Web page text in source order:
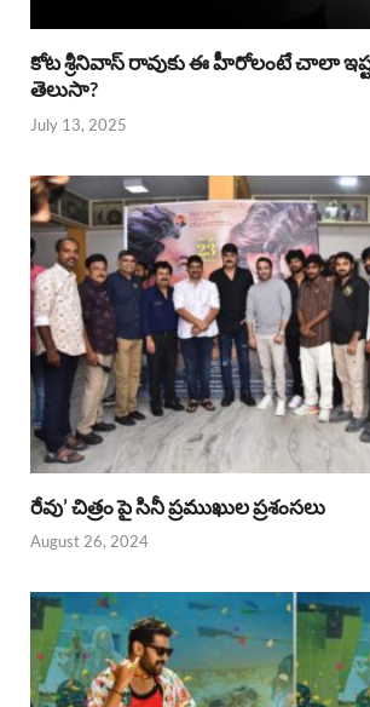
కోట శ్రీనివాస్ రావుకు ఈ హీరోలంటే చాలా
తెలుసా?
July 13, 2025
రేవు’ చిత్రం పై సినీ ప్రముఖుల ప్రశంసలు
August 26, 2024